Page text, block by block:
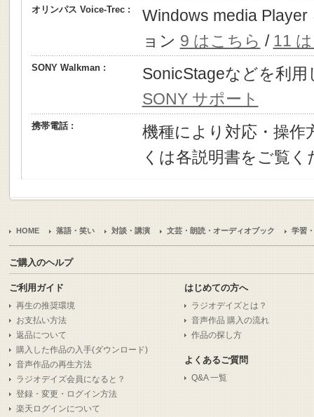
オリンパス Voice-Trec :
Windows media
ョン 9 はこちら / 11
SONY Walkman :
SonicStageなどを利
SONY サポート
携帯電話 :
機種により対応・操作
くは各説明書をご覧く
HOME 落語・笑い 対談・講演 文芸・朗読・オーディオブック 学習
ご購入のヘルプ
ご利用ガイド
再生の推奨環境
お支払い方法
返品について
購入した作品の入手(ダウンロード)
音声作品の再生方法
ラジオデイズ会員になると？
登録・変更・ログイン方法
楽天ログインについて
はじめての方へ
ラジオデイズとは？
音声作品 購入の流れ
作品の探し方
よくあるご質問
Q&A 一覧